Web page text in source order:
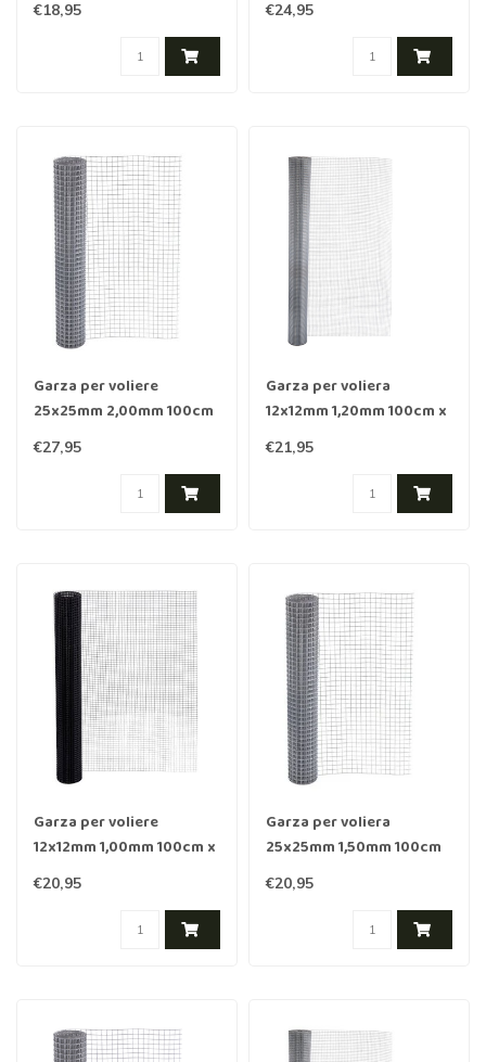
€18,95
rivestito in Nero
€24,95
Garza per voliere
25x25mm 2,00mm 100cm
x 1m acciaio inox
€27,95
Garza per voliera
12x12mm 1,20mm 100cm x
1m acciaio inox
€21,95
Garza per voliere
12x12mm 1,00mm 100cm x
1m Acciaio inossidabile
rivestito in Nero
€20,95
Garza per voliera
25x25mm 1,50mm 100cm
x 1m acciaio inox
€20,95